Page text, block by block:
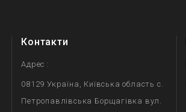
Контакти
Адрес :
08129 Україна, Київська область с.
Петропавлівська Борщагівка вул.